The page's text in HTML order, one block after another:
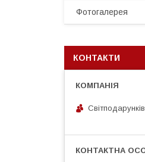
Фотогалерея
КОНТАКТИ
Світподарунків